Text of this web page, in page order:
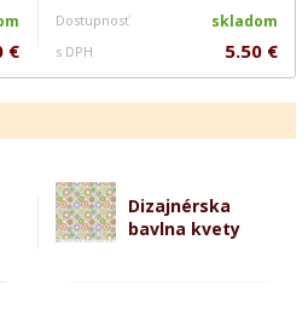
€
Dostupnosť skladom
s DPH 5.50 €
Dizajnérska
bavlna kvety